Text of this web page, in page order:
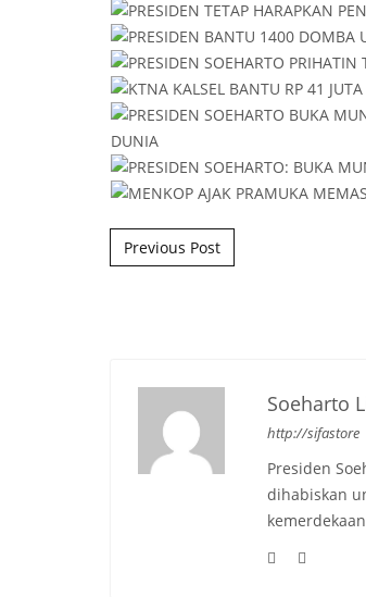
Post navigation
Previous Post
Soeharto
http://sifastore
Presiden
dihabiskan